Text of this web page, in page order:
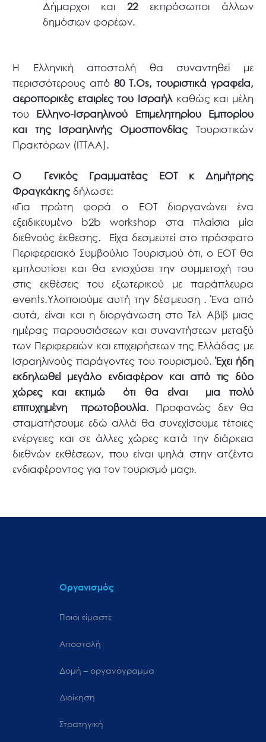
Δήμαρχοι και 22εκπρόσωποι άλλων
δημόσιων φορέων.
Η Ελληνική αποστολή θα συναντηθεί με
περισσότερους από80 T.Os, τουριστικά γραφεία,
αεροπορικές εταιρίες του Ισραήλκαθώς και μέλη
του Ελληνο-Ισραηλινού Επιμελητηρίου Εμπορίου
και της Ισραηλινής Ομοσπονδίας Τουριστικών
Πρακτόρων (ΙΤΤΑΑ).
Ο Γενικός Γραμματέας ΕΟΤ κ Δημήτρης
Φραγκάκης δήλωσε:
«Για πρώτη φορά ο ΕΟΤ διοργανώνει ένα
εξειδικευμένο b2b workshop στα πλαίσια μία
διεθνούς έκθεσης. Είχα δεσμευτεί στο πρόσφατο
Περιφερειακό Συμβούλιο Τουρισμού ότι, ο ΕΟΤ θα
εμπλουτίσει και θα ενισχύσει την συμμετοχή του
στις εκθέσεις του εξωτερικού με παράπλευρα
events.Υλοποιούμε αυτή την δέσμευση . Ένα από
αυτά, είναι και η διοργάνωση στο Τελ Αβίβ μιας
ημέρας παρουσιάσεων και συναντήσεων μεταξύ
των Περιφερειών και επιχειρήσεων της Ελλάδας με
Ισραηλινούς παράγοντες του τουρισμού.Έχει ήδη
εκδηλωθεί μεγάλο ενδιαφέρον και από τις δύο
χώρες και εκτιμώ ότι θα είναι μια πολύ
επιτυχημένη πρωτοβουλία. Προφανώς δεν θα
σταματήσουμε εδώ αλλά θα συνεχίσουμε τέτοιες
ενέργειες και σε άλλες χώρες κατά την διάρκεια
διεθνών εκθέσεων, που είναι ψηλά στην ατζέντα
ενδιαφέροντος για τον τουρισμό μας».
Οργανισμός
Ποιοι είμαστε
Αποστολή
Δομή – οργανόγραμμα
Διοίκηση
Στρατηγική